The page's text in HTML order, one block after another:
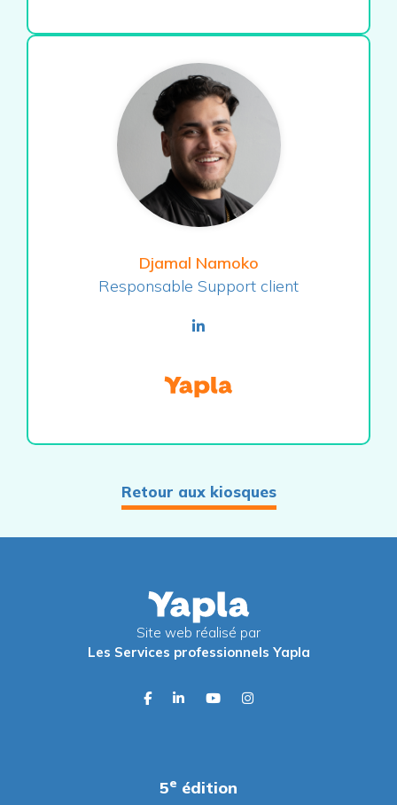
Djamal Namoko
Responsable Support client
linkedin
Retour aux kiosques
Site web réalisé par
Les Services professionnels Yapla
facebooklinkedinyoutubeinstagram
5e édition